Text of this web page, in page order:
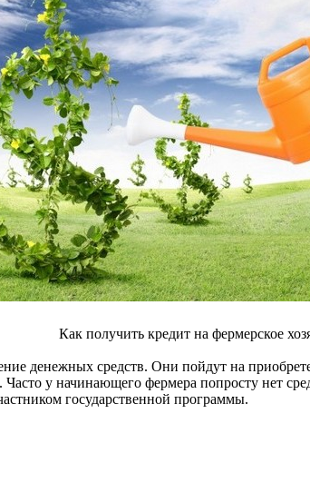
Как получить кредит на фермерское
денежных средств. Они пойдут на
у начинающего фермера попросту нет
государственной программы.